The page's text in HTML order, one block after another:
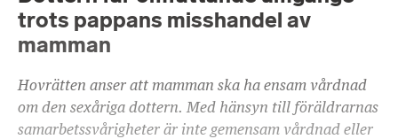
trots pappans misshandel av
mamman
Hovrätten anser att mamman ska ha ensam vårdnad
om den sexåriga dottern. Med hänsyn till föräldrarnas
samarbetssvårigheter är inte gemensam vårdnad eller